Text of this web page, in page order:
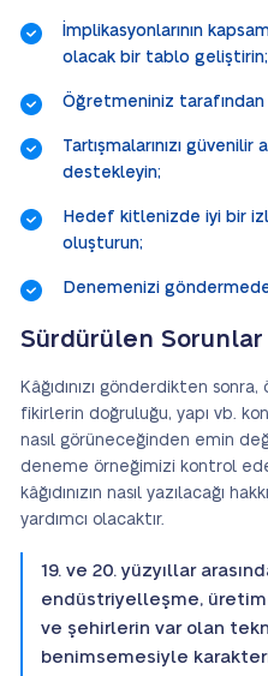
İmplikasyonlarının
olacak bir tablo geliştirin;
Öğretmeniniz tarafından
Tartışmalarınızı
destekleyin;
Hedef kitlenizde iyi bir
oluşturun;
Denemenizi
Sürdürülen
Kâğıdınızı gönderdikten
fikirlerin doğruluğu, yapı vb.
nasıl görüneceğinden emin
deneme örneğimizi kontrol
kâğıdınızın nasıl yazılacağı
yardımcı olacaktır.
19. ve 20. yüzyıllar
endüstriyelleşme,
ve şehirlerin var olan
benimsemesiyle